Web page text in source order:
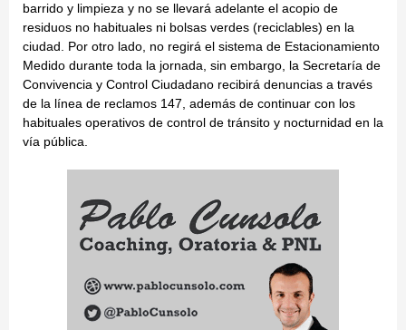
barrido y limpieza y no se llevará adelante el acopio de
residuos no habituales ni bolsas verdes (reciclables) en la
ciudad. Por otro lado, no regirá el sistema de Estacionamiento
Medido durante toda la jornada, sin embargo, la Secretaría de
Convivencia y Control Ciudadano recibirá denuncias a través
de la línea de reclamos 147, además de continuar con los
habituales operativos de control de tránsito y nocturnidad en la
vía pública.